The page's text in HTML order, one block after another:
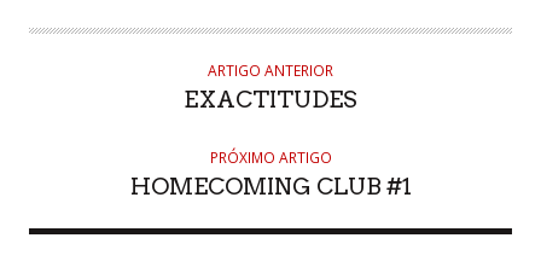
ARTIGO ANTERIOR
EXACTITUDES
PRÓXIMO ARTIGO
HOMECOMING CLUB #1